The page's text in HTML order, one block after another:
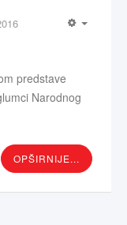
predstave
Narodnog
OPŠIRNIJE...